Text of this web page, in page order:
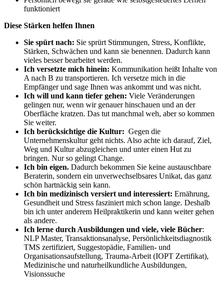
funktioniert
Diese Stärken helfen Ihnen
Sie spürt nach: Sie sprürt Stimmungen, Stress, Konflikte,
Stärken, Schwächen und kann sie benennen. Dadurch kann
vieles besser bearbeitet werden.
Ich versetzte mich hinein: Kommunikation heißt Inhalte von
A nach B zu transportieren. Ich versetze mich in die
Empfänger und sage Ihnen was ankommt und was nicht.
Ich will und kann tiefer gehen: Viele Veränderungen
gelingen nur, wenn wir genauer hinschauen und an der
Oberfläche kratzen. Das tut manchmal weh, aber so kommen
Sie weiter.
Ich berücksichtige die Kultur: Gegen die
Unternehmenskultur geht nichts. Also achte ich darauf, Ziel,
Weg und Kultur abzugleichen und unter einen Hut zu
bringen. Nur so gelingt Change.
Ich bin eigen. Dadurch bekommen Sie keine austauschbare
Beraterin, sondern ein unverwechselbsares Unikat, das ganz
schön hartnäckig sein kann.
Ich bin medizinisch versiert und interessiert: Ernährung,
Gesundheit und Stress fasziniert mich schon lange. Deshalb
bin ich unter anderem Heilpraktikerin und kann weiter gehen
als andere.
Ich lerne durch Ausbildungen und viele, viele Bücher:
NLP Master, Transaktionsanalyse, Persönlichkeitsdiagnostik
TMS zertifiziert, Suggestopädie, Familien- und
Organisationsaufstellung, Trauma-Arbeit (IOPT Zertifikat),
Medizinische und naturheilkundliche Ausbildungen,
Visionssuche